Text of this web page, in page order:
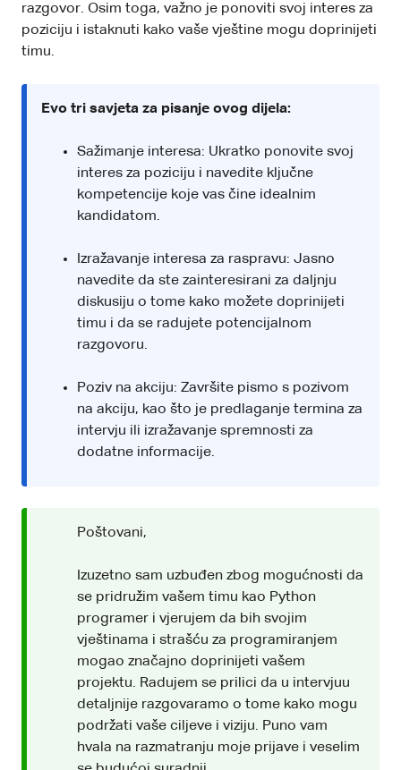
razgovor. Osim toga, važno je ponoviti svoj interes za
poziciju i istaknuti kako vaše vještine mogu doprinijeti
timu.
Evo tri savjeta za pisanje ovog dijela:
Sažimanje interesa: Ukratko ponovite svoj
interes za poziciju i navedite ključne
kompetencije koje vas čine idealnim
kandidatom.
Izražavanje interesa za raspravu: Jasno
navedite da ste zainteresirani za daljnju
diskusiju o tome kako možete doprinijeti
timu i da se radujete potencijalnom
razgovoru.
Poziv na akciju: Završite pismo s pozivom
na akciju, kao što je predlaganje termina za
intervju ili izražavanje spremnosti za
dodatne informacije.
Poštovani,
Izuzetno sam uzbuđen zbog mogućnosti da
se pridružim vašem timu kao Python
programer i vjerujem da bih svojim
vještinama i strašću za programiranjem
mogao značajno doprinijeti vašem
projektu. Radujem se prilici da u intervjuu
detaljnije razgovaramo o tome kako mogu
podržati vaše ciljeve i viziju. Puno vam
hvala na razmatranju moje prijave i veselim